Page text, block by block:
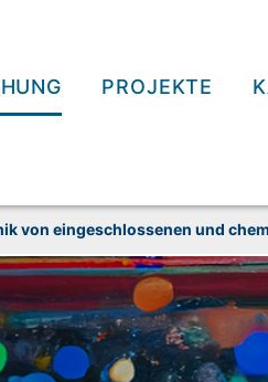
PROJEKTE
von ein­ge­schlossenen und